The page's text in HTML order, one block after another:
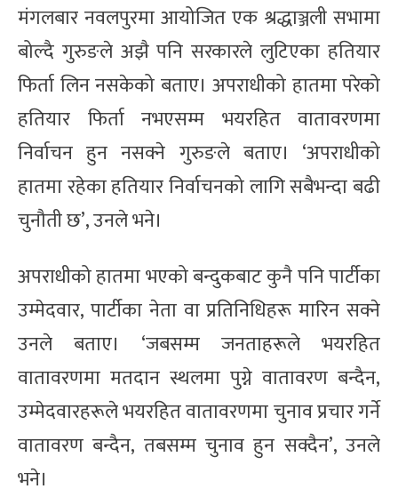
मंगलबार नवलपुरमा आयोजित एक श्रद्धाञ्जली सभामा
बोल्दै गुरुङले अझै पनि सरकारले लुटिएका हतियार
फिर्ता लिन नसकेको बताए। अपराधीको हातमा परेको
हतियार फिर्ता नभएसम्म भयरहित वातावरणमा
निर्वाचन हुन नसक्ने गुरुङले बताए। ‘अपराधीको
हातमा रहेका हतियार निर्वाचनको लागि सबैभन्दा बढी
चुनौती छ’, उनले भने।
अपराधीको हातमा भएको बन्दुकबाट कुनै पनि पार्टीका
उम्मेदवार, पार्टीका नेता वा प्रतिनिधिहरू मारिन सक्ने
उनले बताए। ‘जबसम्म जनताहरूले भयरहित
वातावरणमा मतदान स्थलमा पुग्ने वातावरण बन्दैन,
उम्मेदवारहरूले भयरहित वातावरणमा चुनाव प्रचार गर्ने
वातावरण बन्दैन, तबसम्म चुनाव हुन सक्दैन’, उनले
भने।